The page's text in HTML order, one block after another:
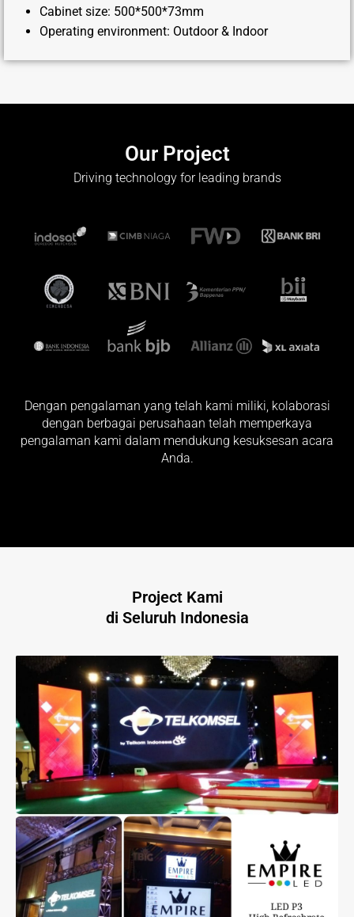
Cabinet size: 500*500*73mm
Operating environment: Outdoor & Indoor
Our Project
Driving technology for leading brands
Dengan pengalaman yang telah kami miliki, kolaborasi
dengan berbagai perusahaan telah memperkaya
pengalaman kami dalam mendukung kesuksesan acara
Anda.
Project Kami
di Seluruh Indonesia